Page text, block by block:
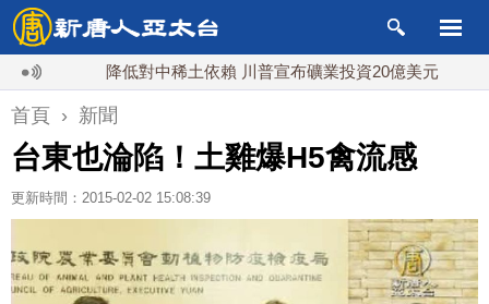
降低對中稀土依賴 川普宣布礦業投資20億美元
首頁 › 新聞
台東也淪陷！土雞爆H5禽流感
更新時間：2015-02-02 15:08:39